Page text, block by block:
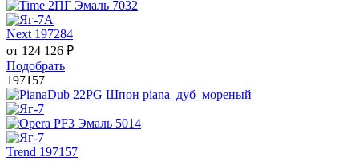
Next 197284
от 124 126 ₽
Подобрать
197157
Trend 197157